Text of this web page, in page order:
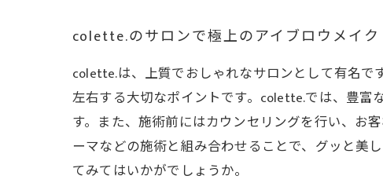
colette.のサロンで極上のアイブロウメイク
colette.は、上質でおしゃれなサロンとして有名で
左右する大切なポイントです。colette.では、豊
す。また、施術前にはカウンセリングを行い、お
ーマなどの施術と組み合わせることで、グッと美
てみてはいかがでしょうか。